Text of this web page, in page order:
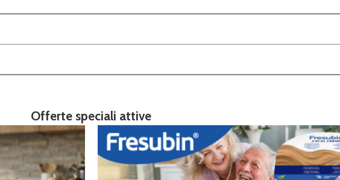
Offerte speciali attive